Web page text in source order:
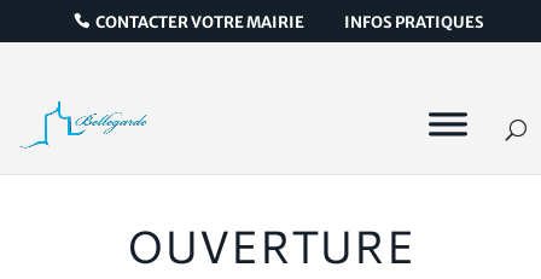
CONTACTER VOTRE MAIRIE INFOS PRATIQUES
OUVERTURE